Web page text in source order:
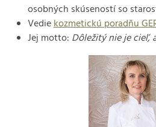
osobných skúseností so
Vediekozmetickú poradňu
Jej motto: Dôležitý nie je cieľ,